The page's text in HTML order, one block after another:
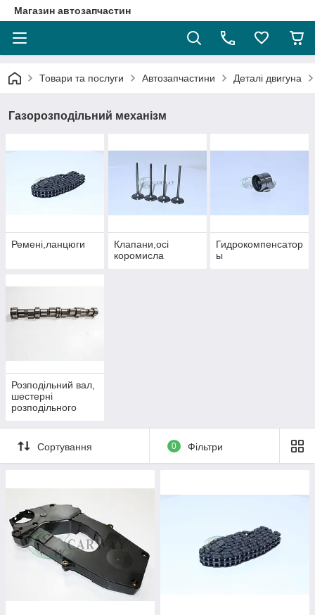
Магазин автозапчастин
Товари та послуги Автозапчастини Деталі двигуна
Газорозподільний механізм
Ремені,ланцюги
Клапани,осі
коромисла
Гидрокомпенсатор
ы
Розподільний вал,
шестерні
розподільного
Сортування 0 Фільтри